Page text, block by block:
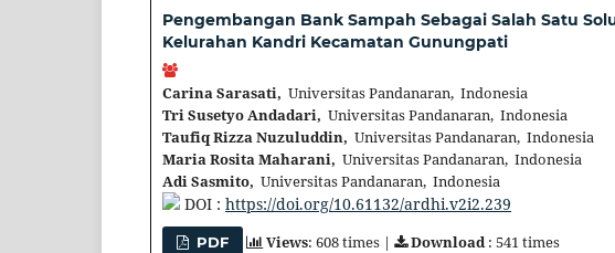
Pengembangan Bank Sampah Sebagai Salah Satu
Kelurahan Kandri Kecamatan Gunungpati
Carina Sarasati, Universitas Pandanaran, Indonesia
Tri Susetyo Andadari, Universitas Pandanaran, Indonesia
Taufiq Rizza Nuzuluddin, Universitas Pandanaran, Indonesia
Maria Rosita Maharani, Universitas Pandanaran, Indonesia
Adi Sasmito, Universitas Pandanaran, Indonesia
DOI : https://doi.org/10.61132/ardhi.v2i2.239
PDF Views: 608 times | Download: 541 times